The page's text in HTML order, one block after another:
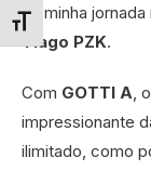
Alternar tamanho
da minha
Tiago PZK.
Com GOTTI A,
impressionante
ilimitado, como